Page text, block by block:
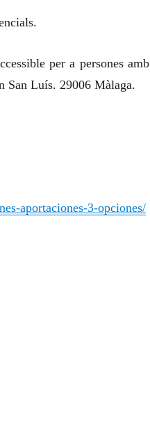
per a persones amb
San Luís. 29006 Màlaga.
aportaciones-3-opciones/